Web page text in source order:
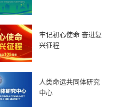
牢记初心使命 奋进复
兴征程
人类命运共同体研究
中心